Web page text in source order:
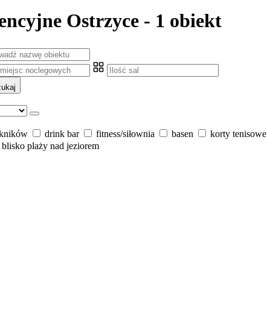
Ostrzyce - 1 obiekt
drink bar fitness/siłownia basen korty tenisowe
blisko plaży nad jeziorem